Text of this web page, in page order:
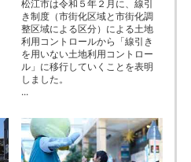
松江市は令和５年２月に、線引
き制度（市街化区域と市街化調
整区域による区分）による土地
利用コントロールから「線引き
を用いない土地利用コントロー
ル」に移行していくことを表明
しました。
...